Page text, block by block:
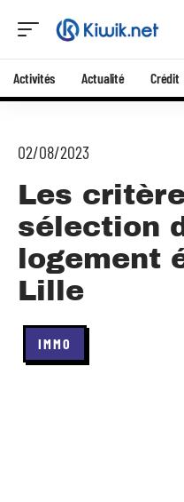
Activités Actualité Crédit
02/08/2023
Les
sélection
logement
Lille
IMMO